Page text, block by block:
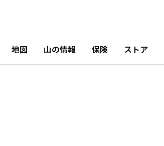
地図 山の情報 保険 ストア